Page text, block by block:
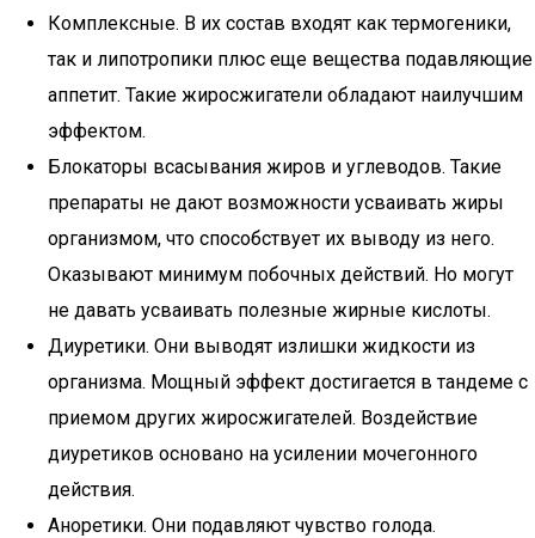
Комплексные. В их состав входят как термогеники,
так и липотропики плюс еще вещества подавляющие
аппетит. Такие жиросжигатели обладают наилучшим
эффектом.
Блокаторы всасывания жиров и углеводов. Такие
препараты не дают возможности усваивать жиры
организмом, что способствует их выводу из него.
Оказывают минимум побочных действий. Но могут
не давать усваивать полезные жирные кислоты.
Диуретики. Они выводят излишки жидкости из
организма. Мощный эффект достигается в тандеме с
приемом других жиросжигателей. Воздействие
диуретиков основано на усилении мочегонного
действия.
Аноретики. Они подавляют чувство голода.